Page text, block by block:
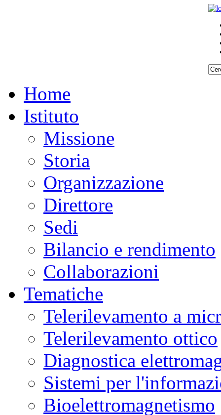
Home
Istituto
Missione
Storia
Organizzazione
Direttore
Sedi
Bilancio e rendimento
Collaborazioni
Tematiche
Telerilevamento a
Telerilevamento ottico
Diagnostica
Sistemi per
Bioelettromagnetismo